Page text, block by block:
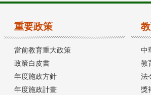
重要政策
當前教育重大政策
政策白皮書
年度施政方針
年度施政計畫
中
教
法
獎